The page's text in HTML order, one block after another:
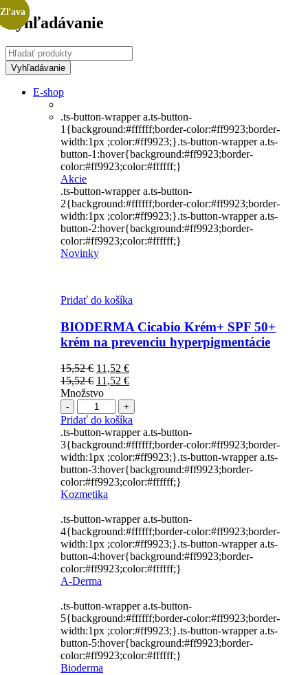
Vyhľadávanie
E-shop
.ts-button-wrapper a.ts-button-
1{background:#ffffff;border-color:#ff9923;border-
width:1px ;color:#ff9923;}.ts-button-wrapper a.ts-
button-1:hover{background:#ff9923;border-
color:#ff9923;color:#ffffff;}
Akcie
.ts-button-wrapper a.ts-button-
2{background:#ffffff;border-color:#ff9923;border-
width:1px ;color:#ff9923;}.ts-button-wrapper a.ts-
button-2:hover{background:#ff9923;border-
color:#ff9923;color:#ffffff;}
Novinky
Zľava
Pridať do košíka
BIODERMA Cicabio Krém+ SPF 50+
krém na prevenciu hyperpigmentácie
15,52€ Pôvodná
cena
bola:
15,52 €.
11,52 €Aktuálna
cena
11,52 €.
15,52€ Pôvodná
cena
bola:
15,52 €.
11,52 €Aktuálna
je:
11,52 €.
Množstvo
Počet
Pridať do košíka
.ts-button-wrapper a.ts-button-
3{background:#ffffff;border-color:#ff9923;border-
width:1px ;color:#ff9923;}.ts-button-wrapper a.ts-
button-3:hover{background:#ff9923;border-
color:#ff9923;color:#ffffff;}
Kozmetika
.ts-button-wrapper a.ts-button-
4{background:#ffffff;border-color:#ff9923;border-
width:1px ;color:#ff9923;}.ts-button-wrapper a.ts-
button-4:hover{background:#ff9923;border-
color:#ff9923;color:#ffffff;}
A-Derma
.ts-button-wrapper a.ts-button-
5{background:#ffffff;border-color:#ff9923;border-
width:1px ;color:#ff9923;}.ts-button-wrapper a.ts-
button-5:hover{background:#ff9923;border-
color:#ff9923;color:#ffffff;}
Bioderma
Zľava
Zľava
Zľava